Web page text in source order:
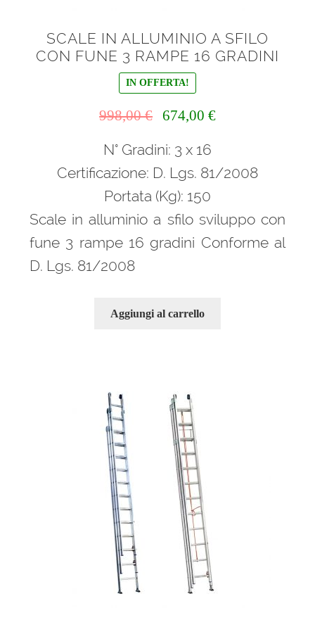
SCALE IN ALLUMINIO A SFILO
CON FUNE 3 RAMPE 16 GRADINI
IN OFFERTA!
998,00€
originale
998,00 €.
674,00 €Il
674,00 €.
N° Gradini: 3 x 16
Certificazione: D. Lgs. 81/2008
Portata (Kg): 150
Scale in alluminio a sfilo sviluppo con
fune 3 rampe 16 gradini Conforme al
D. Lgs. 81/2008
Aggiungi al carrello